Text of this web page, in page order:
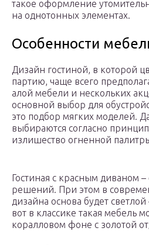
такое оформление
на однотонных элементах.
Особенности
Дизайн гостиной, в которой
партию, чаще всего
алой мебели и нескольких
основной выбор для
это подбор мягких моделей.
выбираются согласно
излишество огненной
Гостиная с красным диваном
решений. При этом в
дизайна основа будет
вот в классике такая мебель
коралловом фоне с золотой